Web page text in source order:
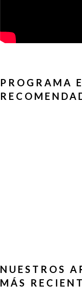
PROGRAMA
NUESTROS
MÁS